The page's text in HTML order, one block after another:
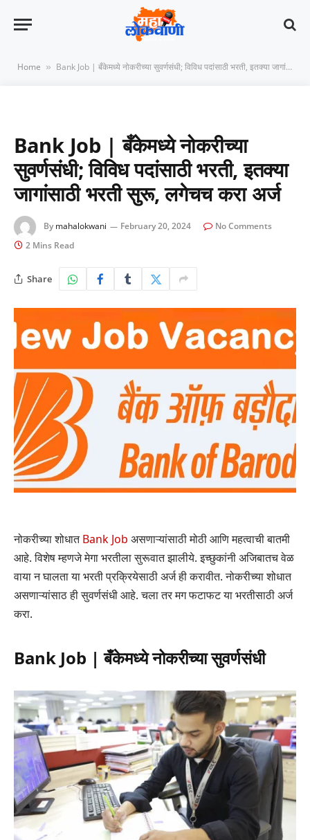
Home » Bank Job | बँकेमध्ये नोकरीच्या सुवर्णसंधी; विविध पदांसाठी भरती, इतक्या जागांसाठी भरती सुरू, लगेचच करा अर्ज
Bank Job | बँकेमध्ये नोकरीच्या
सुवर्णसंधी; विविध पदांसाठी भरती, इतक्या
जागांसाठी भरती सुरू, लगेचच करा अर्ज
By mahalokwani February 20, 2024
No Comments
2 Mins Read
Share
नोकरीच्या शोधातBank Job असणाऱ्यांसाठी मोठी आणि महत्वाची बातमी
आहे. विशेष म्हणजे मेगा भरतीला सुरूवात झालीये. इच्छुकांनी अजिबातच वेळ
वाया न घालता या भरती प्रक्रियेसाठी अर्ज ही करावीत. नोकरीच्या शोधात
असणाऱ्यांसाठ ही सुवर्णसंधी आहे. चला तर मग फटाफट या भरतीसाठी अर्ज
करा.
Bank Job | बँकेमध्ये नोकरीच्या सुवर्णसंधी